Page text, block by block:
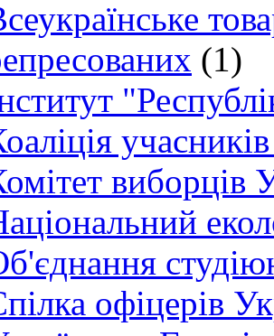
(1)
виборців
офіцерів